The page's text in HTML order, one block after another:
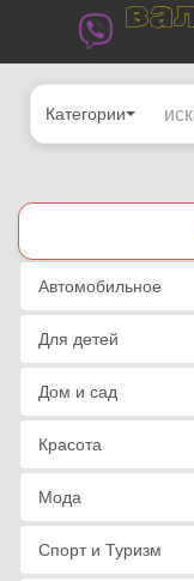
Категории
Автомобильное
Для детей
Дом и сад
Красота
Мода
Спорт и Туризм